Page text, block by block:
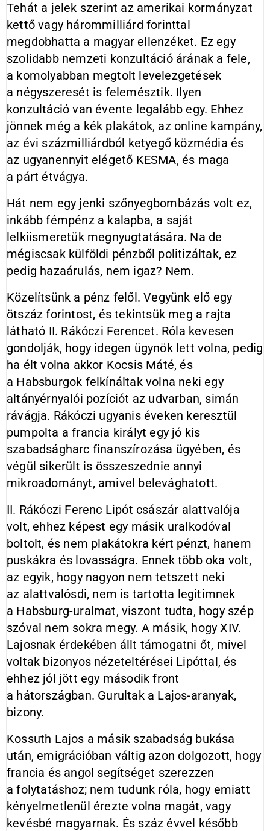
Tehát a jelek szerint az amerikai kormányzat
kettő vagy hárommilliárd forinttal
megdobhatta a magyar ellenzéket. Ez egy
szolidabb nemzeti konzultáció árának a fele,
a komolyabban megtolt levelezgetések
a négyszeresét is felemésztik. Ilyen
konzultáció van évente legalább egy. Ehhez
jönnek még a kék plakátok, az online kampány,
az évi százmilliárdból ketyegő közmédia és
az ugyanennyit elégető KESMA, és maga
a párt étvágya.
Hát nem egy jenki szőnyegbombázás volt ez,
inkább fémpénz a kalapba, a saját
lelkiismeretük megnyugtatására. Na de
mégiscsak külföldi pénzből politizáltak, ez
pedig hazaárulás, nem igaz? Nem.
Közelítsünk a pénz felől. Vegyünk elő egy
ötszáz forintost, és tekintsük meg a rajta
látható II. Rákóczi Ferencet. Róla kevesen
gondolják, hogy idegen ügynök lett volna, pedig
ha élt volna akkor Kocsis Máté, és
a Habsburgok felkínáltak volna neki egy
altányérnyalói pozíciót az udvarban, simán
rávágja. Rákóczi ugyanis éveken keresztül
pumpolta a francia királyt egy jó kis
szabadságharc finanszírozása ügyében, és
végül sikerült is összeszednie annyi
mikroadományt, amivel belevághatott.
II. Rákóczi Ferenc Lipót császár alattvalója
volt, ehhez képest egy másik uralkodóval
boltolt, és nem plakátokra kért pénzt, hanem
puskákra és lovasságra. Ennek több oka volt,
az egyik, hogy nagyon nem tetszett neki
az alattvalósdi, nem is tartotta legitimnek
a Habsburg-uralmat, viszont tudta, hogy szép
szóval nem sokra megy. A másik, hogy XIV.
Lajosnak érdekében állt támogatni őt, mivel
voltak bizonyos nézeteltérései Lipóttal, és
ehhez jól jött egy második front
a hátországban. Gurultak a Lajos-aranyak,
bizony.
Kossuth Lajos a másik szabadság bukása
után, emigrációban váltig azon dolgozott, hogy
francia és angol segítséget szerezzen
a folytatáshoz; nem tudunk róla, hogy emiatt
kényelmetlenül érezte volna magát, vagy
kevésbé magyarnak. És száz évvel később